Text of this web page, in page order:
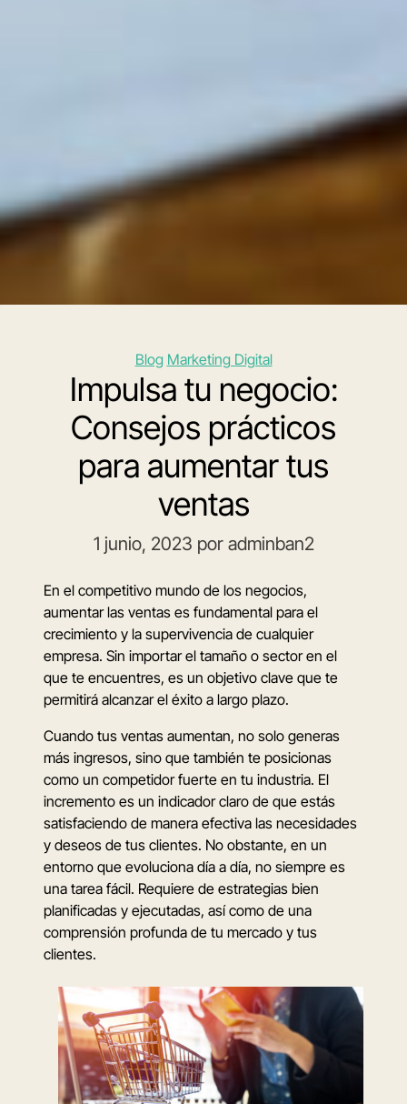
Categorías
Blog Marketing Digital
Impulsa tu negocio:
Consejos prácticos
para aumentar tus
ventas
1 junio, 2023 por adminban2
En el competitivo mundo de los negocios,
aumentar las ventas es fundamental para el
crecimiento y la supervivencia de cualquier
empresa. Sin importar el tamaño o sector en el
que te encuentres, es un objetivo clave que te
permitirá alcanzar el éxito a largo plazo.
Cuando tus ventas aumentan, no solo generas
más ingresos, sino que también te posicionas
como un competidor fuerte en tu industria. El
incremento es un indicador claro de que estás
satisfaciendo de manera efectiva las necesidades
y deseos de tus clientes. No obstante, en un
entorno que evoluciona día a día, no siempre es
una tarea fácil. Requiere de estrategias bien
planificadas y ejecutadas, así como de una
comprensión profunda de tu mercado y tus
clientes.